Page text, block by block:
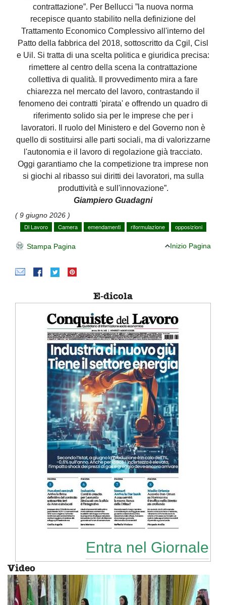
contrattazione”. Per Bellucci ”la nuova norma
recepisce quanto stabilito nella definizione del
Trattamento Economico Complessivo all'interno del
Patto della fabbrica del 2018, sottoscritto da Cgil, Cisl
e Uil. Si tratta di una scelta politica e giuridica precisa:
rimettere al centro della scena la contrattazione
collettiva di qualità. Il provvedimento mira a fare
chiarezza nel mercato del lavoro, contrastando il
fenomeno dei contratti 'pirata' e offrendo un quadro di
riferimento solido sia per le imprese che per i
lavoratori. Il ruolo del Ministero e del Governo non è
quello di sostituirsi alle parti sociali, ma di valorizzarne
l'autonomia e il lavoro di regolazione già tracciato.
Oggi garantiamo che la competizione tra imprese non
si giochi al ribasso sui diritti dei lavoratori, ma sulla
produttività e sull'innovazione”.
Giampiero Guadagni
( 9 giugno 2026 )
Dl Lavoro
Camera emendamenti riformulazione opposizioni
Stampa Pagina Inizio Pagina
E-dicola
Entra nel Giornale
Video